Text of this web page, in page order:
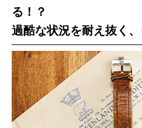
る！？
過酷な状況を耐え抜く